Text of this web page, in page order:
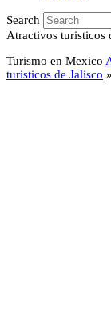
Search
Atractivos turisticos
Turismo en Mexico
turisticos de Jalisco »